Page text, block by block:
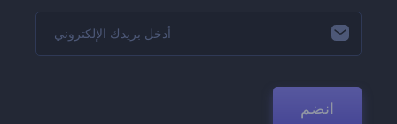
انضم